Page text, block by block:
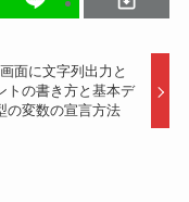
面に文字列出力と
トの書き方と基本デ
の変数の宣言方法